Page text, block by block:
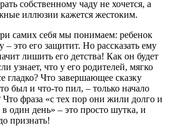
собственному чаду не хочется, а
иллюзии кажется жестоким.
самих себя мы понимаем: ребенок
– это его защитит. Но рассказать ему
лишить его детства! Как он будет
узнает, что у его родителей, мягко
гладко? Что завершающее сказку
был и что-то пил, – только начало
фраза «с тех пор они жили долго и
один день» – это просто шутка, и
признать!